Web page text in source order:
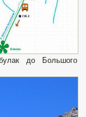
до Большого